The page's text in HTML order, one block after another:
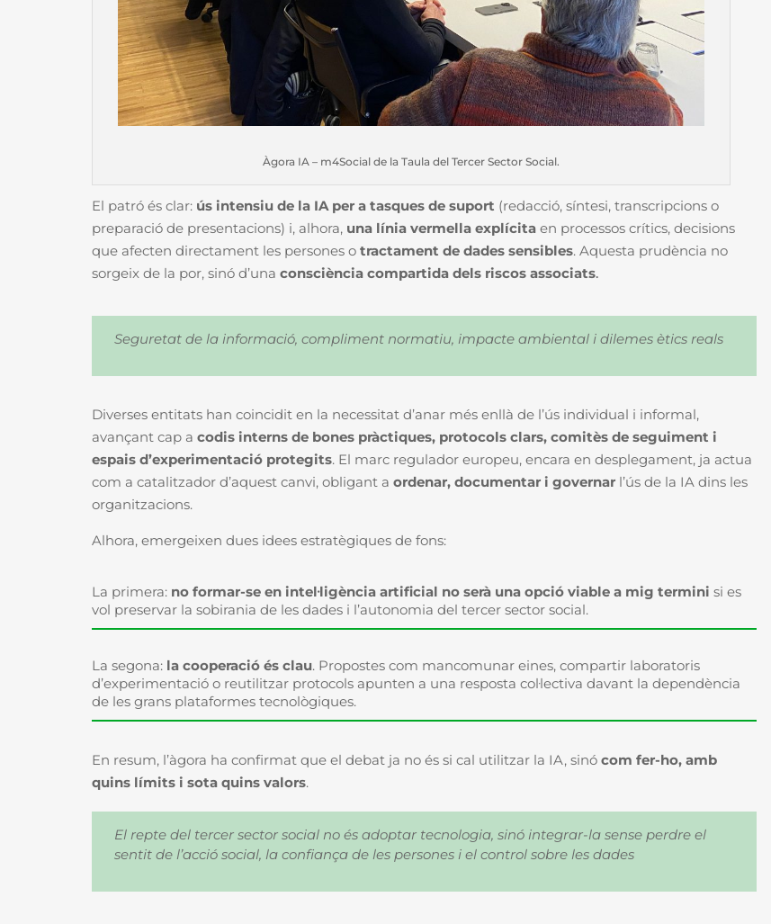
Àgora IA – m4Social de la Taula del Tercer Sector Social.
El patró és clar: ús intensiu de la IA per a tasques de suport (redacció, síntesi, transcripcions o
preparació de presentacions) i, alhora, una línia vermella explícita en processos crítics, decisions
que afecten directament les persones o tractament de dades sensibles. Aquesta prudència no
sorgeix de la por, sinó d’una consciència compartida dels riscos associats.
Seguretat de la informació, compliment normatiu, impacte ambiental i dilemes ètics reals
Diverses entitats han coincidit en la necessitat d’anar més enllà de l’ús individual i informal,
avançant cap a codis interns de bones pràctiques, protocols clars, comitès de seguiment i
espais d’experimentació protegits. El marc regulador europeu, encara en desplegament, ja actua
com a catalitzador d’aquest canvi, obligant a ordenar, documentar i governar l’ús de la IA dins les
organitzacions.
Alhora, emergeixen dues idees estratègiques de fons:
La primera: no formar-se en intel·ligència artificial no serà una opció viable a mig termini si es
vol preservar la sobirania de les dades i l’autonomia del tercer sector social.
La segona: la cooperació és clau. Propostes com mancomunar eines, compartir laboratoris
d’experimentació o reutilitzar protocols apunten a una resposta col·lectiva davant la dependència
de les grans plataformes tecnològiques.
En resum, l’àgora ha confirmat que el debat ja no és si cal utilitzar la IA, sinó com fer-ho, amb
quins límits i sota quins valors.
El repte del tercer sector social no és adoptar tecnologia, sinó integrar-la sense perdre el
sentit de l’acció social, la confiança de les persones i el control sobre les dades